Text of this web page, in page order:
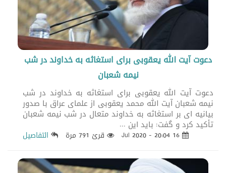
دعوت آیت الله یعقوبی برای استغاثه به خداوند در شب
نیمه شعبان
دعوت آیت الله یعقوبی برای استغاثه به خداوند در شب
نیمه شعبان آیت الله محمد یعقوبی از علمای عراق با صدور
بیانیه ای بر استغاثه به خداوند متعال در شب نیمه شعبان
تأکید کرد و گفت: باید این ...
قرئ 791 مرة التفاصيل